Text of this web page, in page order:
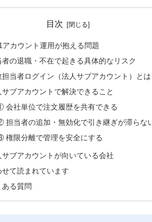
目次
アカウント運用が抱える問題
者の退職・不在で起きる具体的なリスク
担当者ログイン（法人サブアカウント）とは
サブアカウントで解決できること
会社単位で注文履歴を共有できる
担当者の追加・無効化で引き継ぎが滞らな
権限分離で管理を安全にする
サブアカウントが向いている会社
せて読まれています
ある質問